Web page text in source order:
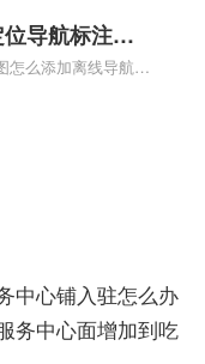
企业相关地图标注
文！
导航标注？
,导航,标注？
怎么添加离线导航搜
搜狗地图导航卫星
中心铺入驻怎么办
务中心面增加到吃